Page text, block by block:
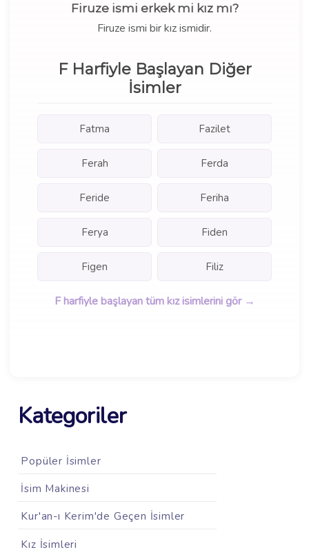
Firuze ismi erkek mi kız mı?
Firuze ismi bir kız ismidir.
F Harfiyle Başlayan Diğer
İsimler
Fatma Fazilet
Ferah Ferda
Feride Feriha
Ferya Fiden
Figen Filiz
F harfiyle başlayan tüm kız isimlerini gör →
Kategoriler
Popüler İsimler
İsim Makinesi
Kur'an-ı Kerim'de Geçen İsimler
Kız İsimleri